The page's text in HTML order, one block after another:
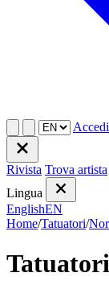
Accedi
Rivista Trova artista
Lingua
EnglishEN
Home/Tatuatori/